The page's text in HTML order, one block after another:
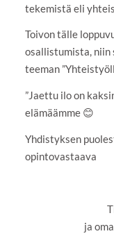
tekemistä eli
Toivon tälle
osallistumista, niin
teeman
”Jaettu ilo on
elämäämme 😊
Yhdistyksen
opintovastaava
ja